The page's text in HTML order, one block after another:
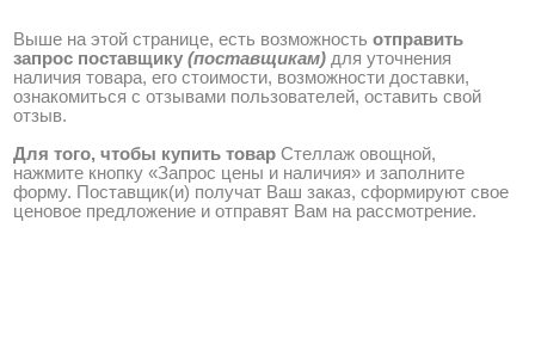
Выше на этой странице, есть возможность отправить
запрос поставщику (поставщикам) для уточнения
наличия товара, его стоимости, возможности доставки,
ознакомиться с отзывами пользователей, оставить свой
отзыв.
Для того, чтобы купить товар Стеллаж овощной,
нажмите кнопку «Запрос цены и наличия» и заполните
форму. Поставщик(и) получат Ваш заказ, сформируют свое
ценовое предложение и отправят Вам на рассмотрение.